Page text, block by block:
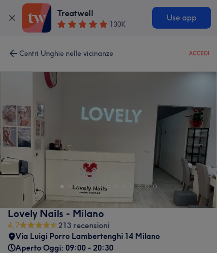
Treatwell
130K
Use app
Centri Unghie nelle vicinanze ACCEDI
Lovely Nails - Milano
4,7
213 recensioni
Via Luigi Porro Lambertenghi 14 Milano
Aperto Oggi: 09:00 - 20:30